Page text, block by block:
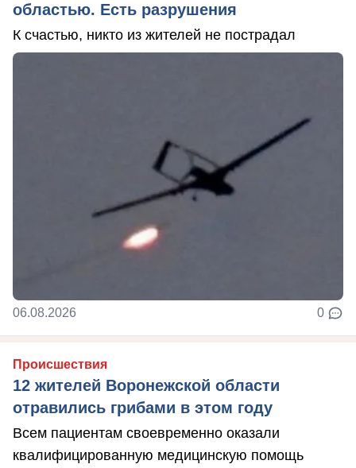
областью. Есть разрушения
К счастью, никто из жителей не пострадал
06.08.2026 0
Происшествия
12 жителей Воронежской области
отравились грибами в этом году
Всем пациентам своевременно оказали
квалифицированную медицинскую помощь